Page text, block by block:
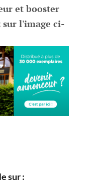
et booster
l'image ci-
sur :